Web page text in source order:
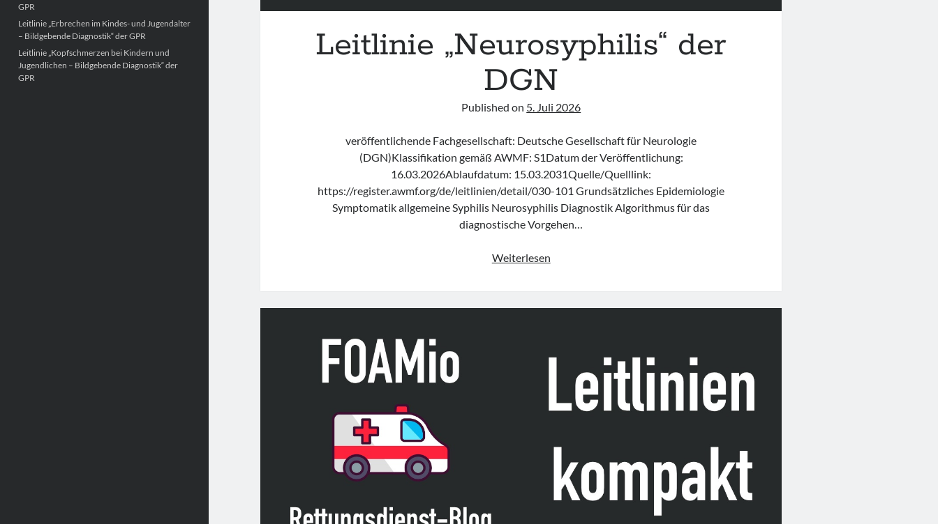
GPR
Leitlinie „Erbrechen im Kindes- und Jugendalter
– Bildgebende Diagnostik“ der GPR
Leitlinie „Kopfschmerzen bei Kindern und
Jugendlichen – Bildgebende Diagnostik“ der
GPR
Leitlinie „Neurosyphilis“ der
DGN
Published on 5. Juli 2026
veröffentlichende Fachgesellschaft: Deutsche Gesellschaft für Neurologie
(DGN)Klassifikation gemäß AWMF: S1Datum der Veröffentlichung:
16.03.2026Ablaufdatum: 15.03.2031Quelle/Quelllink:
https://register.awmf.org/de/leitlinien/detail/030-101 Grundsätzliches Epidemiologie
Symptomatik allgemeine Syphilis Neurosyphilis Diagnostik Algorithmus für das
diagnostische Vorgehen…
WeiterlesenLeitlinie
DGN